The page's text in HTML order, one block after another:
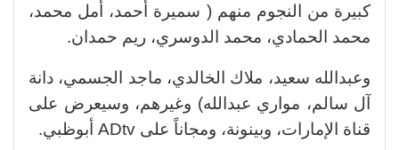
كبيرة من النجوم منهم ( سميرة أحمد، أمل محمد،
محمد الحمادي، محمد الدوسري، ريم حمدان.
وعبدالله سعيد، ملاك الخالدي، ماجد الجسمي، دانة
آل سالم، مواري عبدالله) وغيرهم، وسيعرض على
قناة الإمارات، وبينونة، ومجاناً على ADtv أبوظبي.